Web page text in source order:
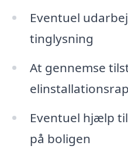
Eventuel
tinglysning
At gennemse
Eventuel hjælp
på boligen